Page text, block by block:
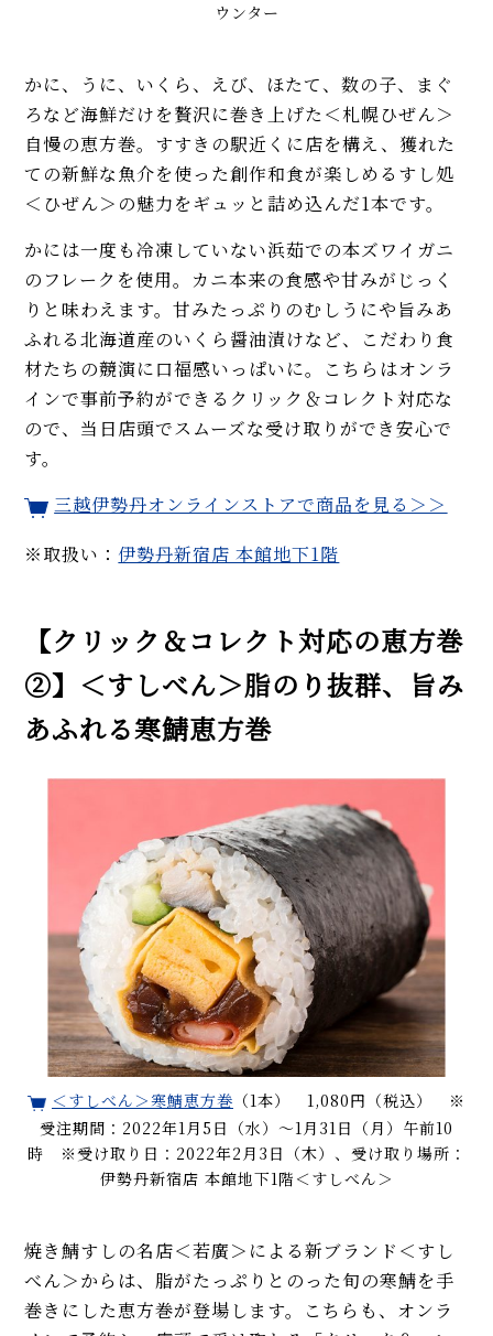
ウンター
かに、うに、いくら、えび、ほたて、数の子、まぐ
ろなど海鮮だけを贅沢に巻き上げた＜札幌ひぜん＞
自慢の恵方巻。すすきの駅近くに店を構え、獲れた
ての新鮮な魚介を使った創作和食が楽しめるすし処
＜ひぜん＞の魅力をギュッと詰め込んだ1本です。
かには一度も冷凍していない浜茹での本ズワイガニ
のフレークを使用。カニ本来の食感や甘みがじっく
りと味わえます。甘みたっぷりのむしうにや旨みあ
ふれる北海道産のいくら醤油漬けなど、こだわり食
材たちの競演に口福感いっぱいに。こちらはオンラ
インで事前予約ができるクリック＆コレクト対応な
ので、当日店頭でスムーズな受け取りができ安心で
す。
三越伊勢丹オンラインストアで商品を見る＞＞
※取扱い： 伊勢丹新宿店 本館地下1階
【クリック＆コレクト対応の恵方巻
②】＜すしべん＞脂のり抜群、旨み
あふれる寒鯖恵方巻
＜すしべん＞寒鯖恵方巻 （1本） 1,080円（税込） ※
受注期間：2022年1月5日（水）～1月31日（月）午前10
時 ※受け取り日：2022年2月3日（木）、受け取り場所：
伊勢丹新宿店 本館地下1階＜すしべん＞
焼き鯖すしの名店＜若廣＞による新ブランド＜すし
べん＞からは、脂がたっぷりとのった旬の寒鯖を手
巻きにした恵方巻が登場します。こちらも、オンラ